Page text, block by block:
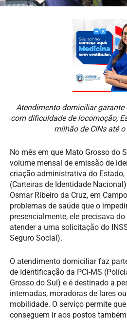
Atendimento domiciliar
com dificuldade de locomoção;
milhão de CINs até
No mês em que Mato Grosso do
volume mensal de emissão de
criação administrativa do Estado,
(Carteiras de Identidade
Osmar Ribeiro da Cruz, em
problemas de saúde que o
presencialmente, ele precisava
atender a uma solicitação do
Seguro Social).
O atendimento domiciliar faz
de Identificação da PCi-MS
Grosso do Sul) e é destinado a
internadas, moradoras de lares
mobilidade. O serviço permite
conseguem ir aos postos